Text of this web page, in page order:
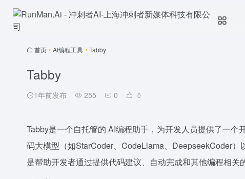
首页 • AI编程工具 • Tabby
Tabby
1年前发布 255 0 0
Tabby是一个自托管的 AI编程助手，为开发人员提供了一
码大模型（如StarCoder、CodeLlama、DeepseekCoder
是帮助开发者通过提供代码建议、自动完成和其他编程相关